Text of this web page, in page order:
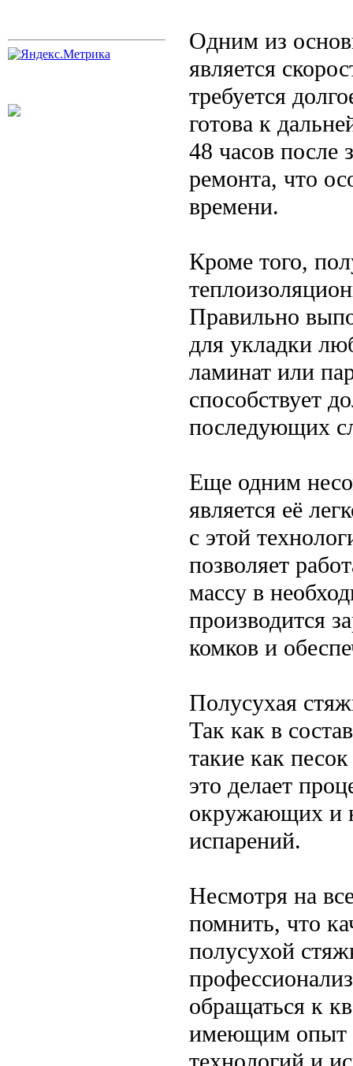
Одним из
является
требуется
готова к
48 часов после
ремонта, что
времени.
Кроме того,
Правильно
для укладки
ламинат или
способствует
последующих
Еще одним
является её
с этой
позволяет
массу в
производится
комков и
Полусухая
Так как в
такие как
это делает
окружающих и
испарений.
Несмотря на
помнить, что
полусухой
обращаться к
имеющим опыт